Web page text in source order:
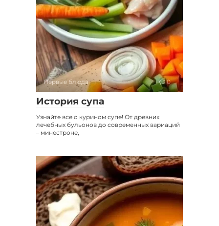
Первые блюда 0
История супа
Узнайте все о курином супе! От древних
лечебных бульонов до современных вариаций
– минестроне,